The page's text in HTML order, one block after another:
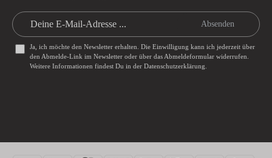
Absenden
Ja, ich möchte den Newsletter erhalten. Die Einwilligung kann ich jederzeit über
den Abmelde-Link im Newsletter oder über das Abmeldeformularwiderrufen.
Weitere Informationen findest Du in der Datenschutzerklärung